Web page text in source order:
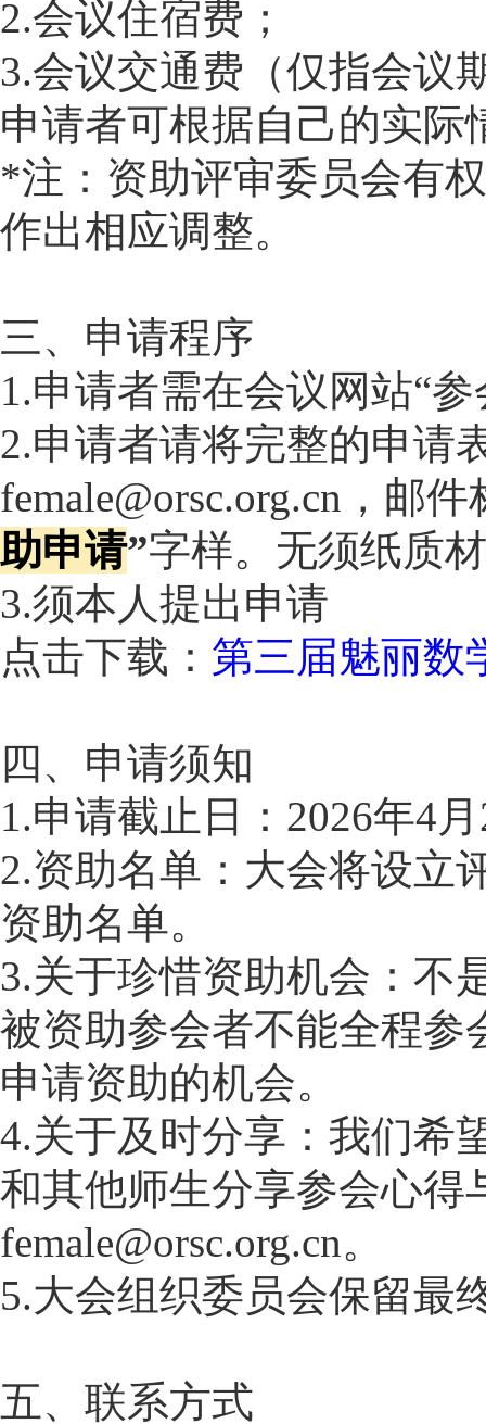
2.会议住宿费；
3.会议交通费（仅指会议
申请者可根据自己的实
*注：资助评审委员会有
作出相应调整。
三、申请程序
1.申请者需在会议网站“
2.申请者请将完整的申请
female@orsc.org.cn，邮
助申请”字样。无须纸质
3.须本人提出申请
点击下载： 第三届魅丽数
四、申请须知
1.申请截止日：2026年4
2.资助名单：大会将设立
资助名单。
3.关于珍惜资助机会：不
被资助参会者不能全程参
申请资助的机会。
4.关于及时分享：我们希
和其他师生分享参会心得
female@orsc.org.cn。
5.大会组织委员会保留最
五、联系方式